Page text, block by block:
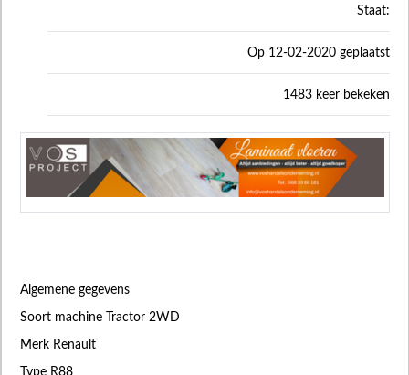
Staat:
Op 12-02-2020 geplaatst
1483 keer bekeken
Algemene gegevens
Soort machine Tractor 2WD
Merk Renault
Type R88